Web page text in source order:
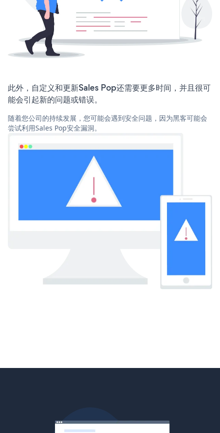
此外，自定义和更新Sales Pop还需要更多时间，并且很可
能会引起新的问题或错误。
随着您公司的持续发展，您可能会遇到安全问题，因为黑客可能会
尝试利用Sales Pop安全漏洞。